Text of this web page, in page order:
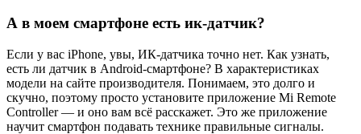
А в моем смартфоне есть ик-датчик?
Если у вас iPhone, увы, ИК-датчика точно нет. Как узнать,
есть ли датчик в Android-смартфоне? В характеристиках
модели на сайте производителя. Понимаем, это долго и
скучно, поэтому просто установите приложение Mi Remote
Controller — и оно вам всё расскажет. Это же приложение
научит смартфон подавать технике правильные сигналы.